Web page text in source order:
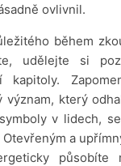
ovlivnil.
během
udělejte si
kapitoly.
význam, který
v lidech,
a
působíte